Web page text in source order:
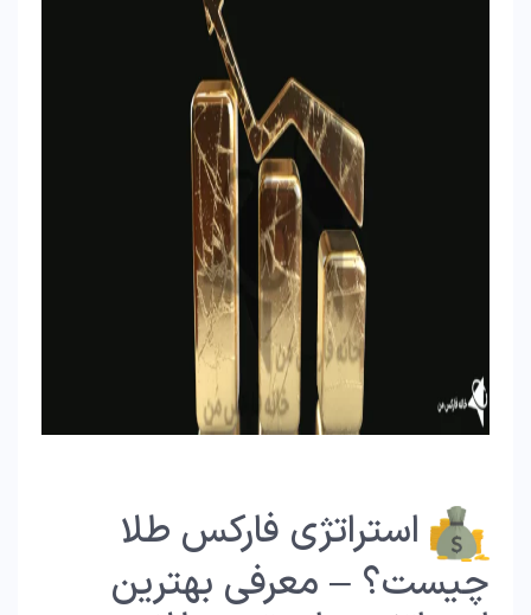
استراتژی فارکس طلا
چیست؟ – معرفی بهترین